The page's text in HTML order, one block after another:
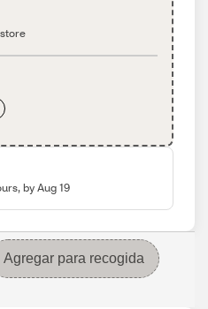
by Aug 19
Agregar para recogida